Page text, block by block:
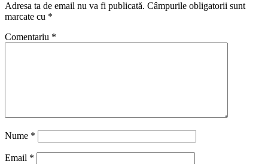
Adresa ta de email nu va fi publicată. Câmpurile obligatorii sunt
marcate cu *
Comentariu *
Nume *
Email *